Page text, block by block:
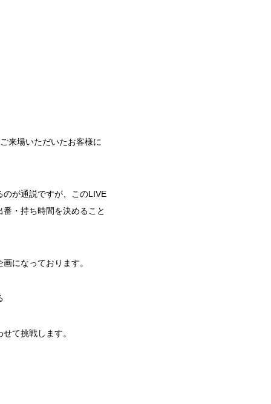
来場いただいたお客様に
が通説ですが、このLIVE
・持ち時間を決めること
になっております。
て挑戦します。